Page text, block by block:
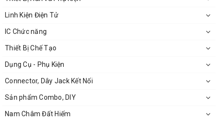
Linh Kiện Điện Tử
IC Chức năng
Thiết Bị Chế Tạo
Dụng Cụ - Phụ Kiện
Connector, Dây Jack Kết Nối
Sản phẩm Combo, DIY
Nam Châm Đất Hiếm